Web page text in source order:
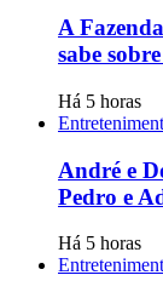
A
sabe
Há 5 horas
André e
Pedro e
Há 5 horas